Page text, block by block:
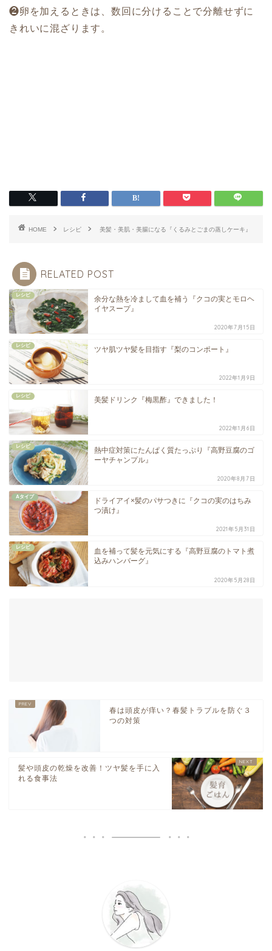
❷卵を加えるときは、数回に分けることで分離せずに
きれいに混ざります。
HOME レシピ 美髪・美肌・美腸になる『くるみとごまの蒸しケーキ』
RELATED POST
レシピ
余分な熱を冷まして血を補う『クコの実とモロヘ
イヤスープ』
2020年7月15日
レシピ ツヤ肌ツヤ髪を目指す『梨のコンポート』
2022年1月9日
レシピ 美髪ドリンク『梅黒酢』できました！
2022年1月6日
レシピ
熱中症対策にたんぱく質たっぷり『高野豆腐のゴ
ーヤチャンプル』
2020年8月7日
Aタイプ
ドライアイ×髪のパサつきに『クコの実のはちみ
つ漬け』
2021年5月31日
レシピ
血を補って髪を元気にする『高野豆腐のトマト煮
込みハンバーグ』
2020年5月28日
春は頭皮が痒い？春髪トラブルを防ぐ３
つの対策
髪や頭皮の乾燥を改善！ツヤ髪を手に入
れる食事法